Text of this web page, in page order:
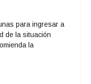
para ingresar a
de la situación
la